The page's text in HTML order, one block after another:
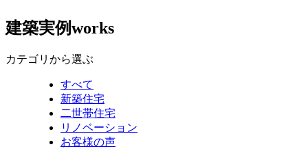
建築実例works
カテゴリから選ぶ
すべて
新築住宅
二世帯住宅
リノベーション
お客様の声